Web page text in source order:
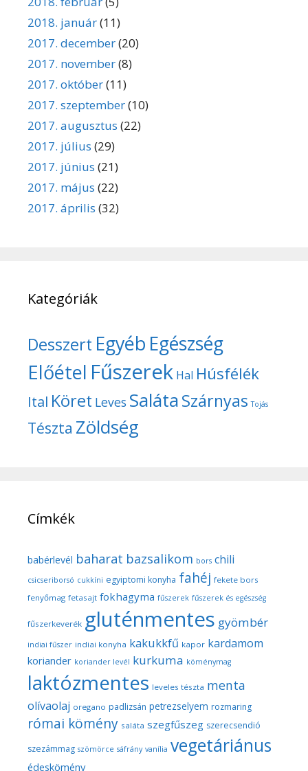
2018. január(11)
2017. december(20)
2017. november(8)
2017. október(11)
2017. szeptember(10)
2017. augusztus (22)
2017. július (29)
2017. június (21)
2017. május (22)
2017. április (32)
Kategóriák
Desszert Egyéb Egészség
Előétel Fűszerek Hal Húsfélék
Ital Köret Leves SalátaSzárnyas Tojás
Tészta Zöldség
Címkék
babérlevél baharat bazsalikom bors chili
csicseriborsó cukkíni egyiptomi konyha fahéj fekete bors
fenyőmag fetasajt fokhagyma fűszerek fűszerek és egészség
fűszerkeverék gluténmentes gyömbér
indiai fűszer indiai konyha kakukkfű kapor kardamom
koriander koriander levél kurkuma köménymag
laktózmentes leveles tészta menta
olívaolaj oregano padlizsán petrezselyem rozmaring
római kömény saláta szegfűszeg szerecsendió
szezámmag szömörce sáfrány vanília vegetáriánus
édeskömény